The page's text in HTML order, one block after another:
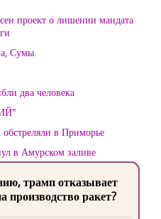
проект о лишении мандата
Сумы.
два человека
в Приморье
в Амурском заливе
трамп отказывает
ракет?